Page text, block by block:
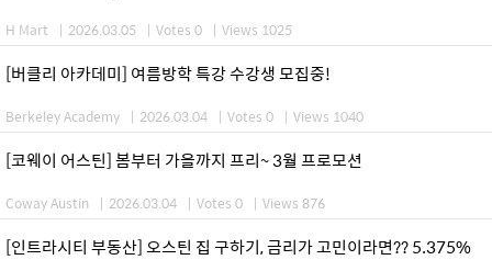
H Mart | 2026.03.05 | Votes 0 | Views 1025
[버클리 아카데미] 여름방학 특강 수강생 모집중!
Berkeley Academy | 2026.03.04 | Votes 0 | Views 1040
[코웨이 어스틴] 봄부터 가을까지 프리~ 3월 프로모션
Coway Austin | 2026.03.04 | Votes 0 | Views 876
[인트라시티 부동산] 오스틴 집 구하기, 금리가 고민이라면?? 5.375%